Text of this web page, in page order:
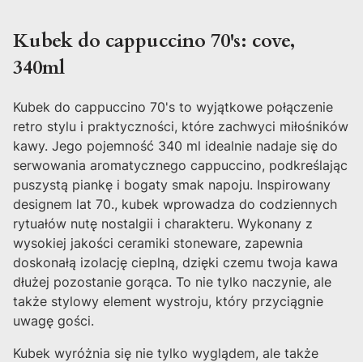
Kubek do cappuccino 70's: cove,
340ml
Kubek do cappuccino 70's to wyjątkowe połączenie
retro stylu i praktyczności, które zachwyci miłośników
kawy. Jego pojemność 340 ml idealnie nadaje się do
serwowania aromatycznego cappuccino, podkreślając
puszystą piankę i bogaty smak napoju. Inspirowany
designem lat 70., kubek wprowadza do codziennych
rytuałów nutę nostalgii i charakteru. Wykonany z
wysokiej jakości ceramiki stoneware, zapewnia
doskonałą izolację cieplną, dzięki czemu twoja kawa
dłużej pozostanie gorąca. To nie tylko naczynie, ale
także stylowy element wystroju, który przyciągnie
uwagę gości.
Kubek wyróżnia się nie tylko wyglądem, ale także